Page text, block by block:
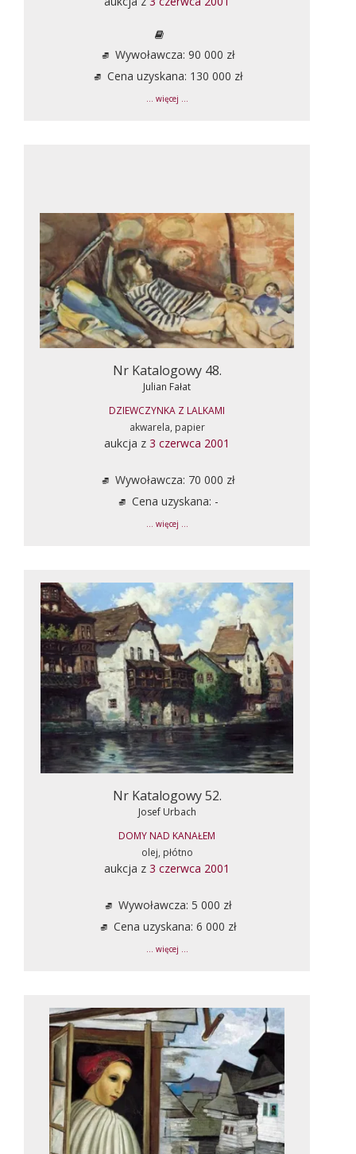
Wywoławcza: 90 000 zł
Cena uzyskana: 130 000 zł
... więcej ...
Nr Katalogowy 48.
Julian Fałat
DZIEWCZYNKA Z LALKAMI
akwarela, papier
aukcja z 3 czerwca 2001
Wywoławcza: 70 000 zł
Cena uzyskana: -
... więcej ...
Nr Katalogowy 52.
Josef Urbach
DOMY NAD KANAŁEM
olej, płótno
aukcja z 3 czerwca 2001
Wywoławcza: 5 000 zł
Cena uzyskana: 6 000 zł
... więcej ...